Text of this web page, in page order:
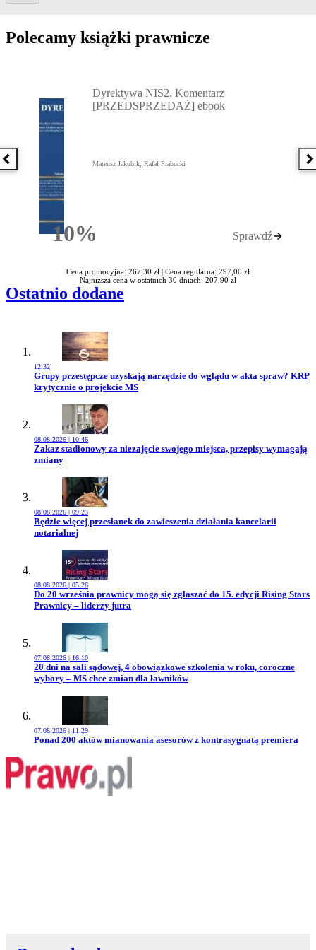
Polecamy książki prawnicze
Poprzednia książka
10%Rabatu
Dyrektywa NIS2. Komentarz
[PRZEDSPRZEDAŻ] ebook
Mateusz Jakubik, Rafał Prabucki
Sprawdź
Cena promocyjna: 267,30 zł | Cena regularna: 297,00 zł
Najniższa cena w ostatnich 30 dniach: 207,90 zł
Ostatnio dodane
12:32
Przejdź do artykułu:
Grupy przestępcze uzyskają narzędzie do wglądu w akta spraw? KRP
krytycznie o projekcie MS
08.08.2026 | 10:46
Przejdź do artykułu:
Zakaz stadionowy za niezajęcie swojego miejsca, przepisy wymagają
zmiany
08.08.2026 | 09:23
Przejdź do artykułu:
Będzie więcej przesłanek do zawieszenia działania kancelarii
notarialnej
08.08.2026 | 05:26
Przejdź do artykułu:
Do 20 września prawnicy mogą się zgłaszać do 15. edycji Rising Stars
Prawnicy – liderzy jutra
07.08.2026 | 16:10
Przejdź do artykułu:
20 dni na sali sądowej, 4 obowiązkowe szkolenia w roku, coroczne
wybory – MS chce zmian dla ławników
07.08.2026 | 11:29
Przejdź do artykułu:
Ponad 200 aktów mianowania asesorów z kontrasygnatą premiera